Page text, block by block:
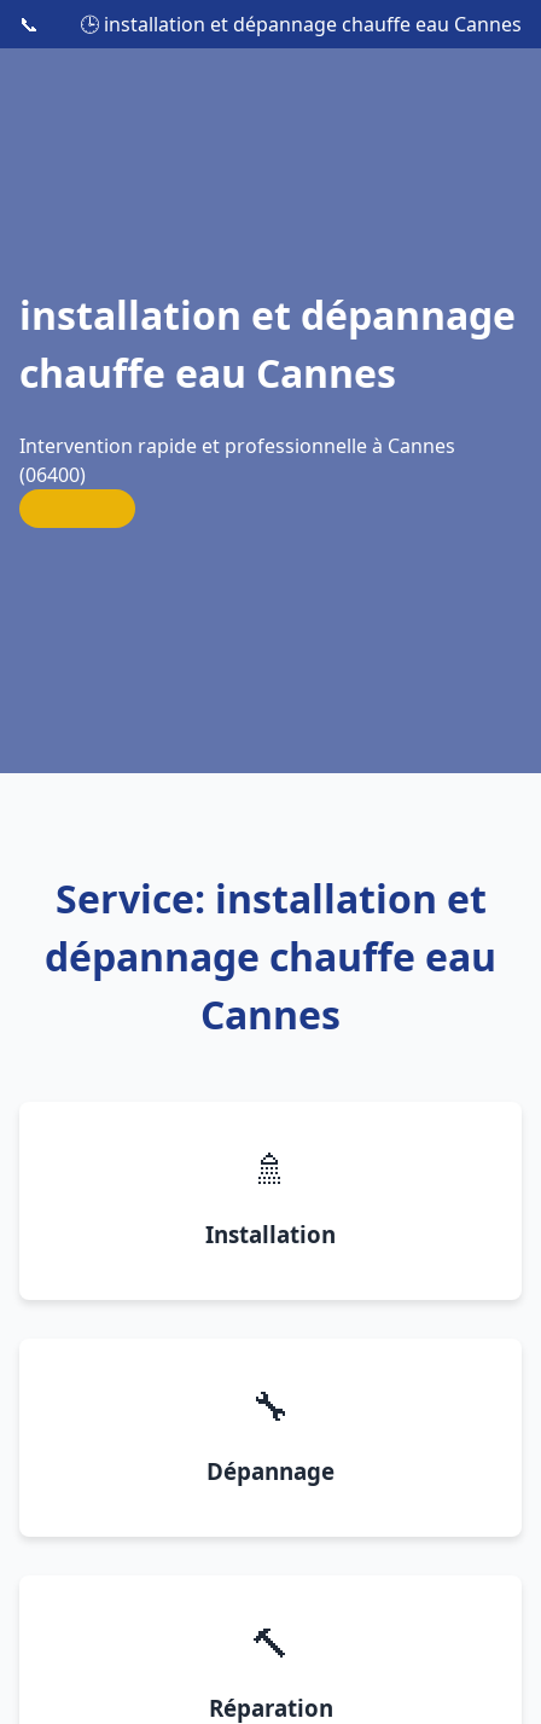
📞 🕒 installation et dépannage chauffe eau Cannes
installation et dépannage
chauffe eau Cannes
Intervention rapide et professionnelle à Cannes
(06400)
Service: installation et
dépannage chauffe eau
Cannes
🚿
Installation
🔧
Dépannage
🔨
Réparation